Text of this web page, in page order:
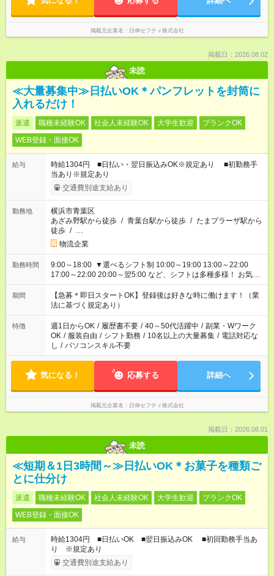
掲載元企業名 日伸セフティ株式会社
掲載日：2026.08.02
未読
≪大量募集中≫日払いOK＊パンフレットを封筒に
入れるだけ！
派遣 職種未経験OK 社会人未経験OK 大学生歓迎
ブランクOK
WEB登録・面接OK
給与
時給1304円 ■日払い・翌日振込みOK※規定あり ■初勤務手
当あり※規定あり
交通費別途支給あり
勤務地
横浜市青葉区
あざみ野駅から徒歩 / 青葉台駅から徒歩 / たまプラーザ駅から
徒歩 / …
物流企業
勤務時間
9:00～18:00 ▼選べるシフト制 10:00～19:00 13:00～22:00
17:00～22:00 20:00～翌5:00 など、シフトは多種多様！ お気軽
にご相談ください！
期間
【急募＊即日スタートOK】登録後は好きな時に働けます！（業
法に基づく規定あり）
特徴 週1日からOK / 履歴書不要 / 40～50代活躍中 / 副業・Wワーク
OK / 服装自由 / シフト勤務 / 10名以上の大量募集 / 電話対応な
し / パソコンスキル不要
気になる！ 応募する 詳細へ
掲載元企業名 日伸セフティ株式会社
掲載日：2026.08.01
未読
≪短期＆1日3時間～≫日払いOK＊お菓子を種類ご
とに仕分け
派遣 職種未経験OK 社会人未経験OK 大学生歓迎
ブランクOK
WEB登録・面接OK
給与
時給1304円 ■日払いOK ■翌日振込みOK ■初回勤務手当あ
り ※規定あり
交通費別途支給あり